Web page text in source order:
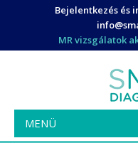
Bejelentkezés és
MR vizsgálatok
MENÜ